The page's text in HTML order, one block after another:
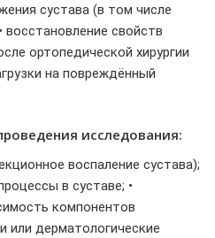
сустава (в том числе
восстановление свойств
ортопедической хирургии
на повреждённый
исследования:
воспаление сустава);
в суставе; •
компонентов
или дерматологические